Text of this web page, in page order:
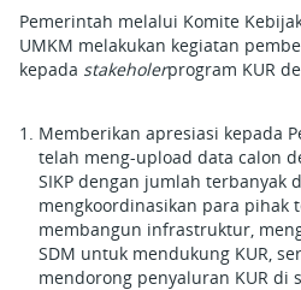
Pemerintah melalui Komite
UMKM melakukan kegiatan
kepada stakeholerprogram KUR
Memberikan apresiasi kepada
telah meng-upload data calon
SIKP dengan jumlah terbanyak
mengkoordinasikan para pihak
membangun infrastruktur,
SDM untuk mendukung KUR,
mendorong penyaluran KUR di